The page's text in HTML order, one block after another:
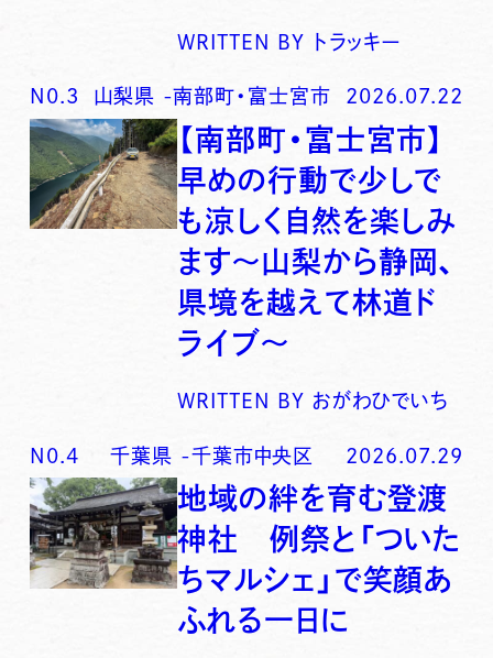
WRITTEN BY トラッキー
N0. 3 山梨県 -南部町・富士宮市 2026.07.22
【南部町・富士宮市】
早めの行動で少しで
も涼しく自然を楽しみ
ます〜山梨から静岡、
県境を越えて林道ド
ライブ〜
WRITTEN BY おがわひでいち
N0.4 千葉県 -千葉市中央区 2026.07.29
地域の絆を育む登渡
神社 例祭と「ついた
ちマルシェ」で笑顔あ
ふれる一日に